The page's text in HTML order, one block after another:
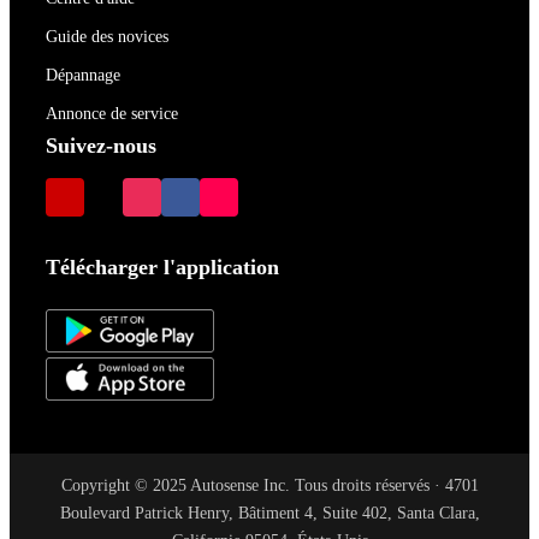
Guide des novices
Dépannage
Annonce de service
Suivez-nous
Télécharger l'application
Copyright © 2025 Autosense Inc. Tous droits réservés · 4701
Boulevard Patrick Henry, Bâtiment 4, Suite 402, Santa Clara,